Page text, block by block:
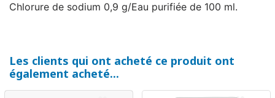
Chlorure de sodium 0,9 g/Eau purifiée de 100 ml.
Les clients qui ont acheté ce produit ont
également acheté...